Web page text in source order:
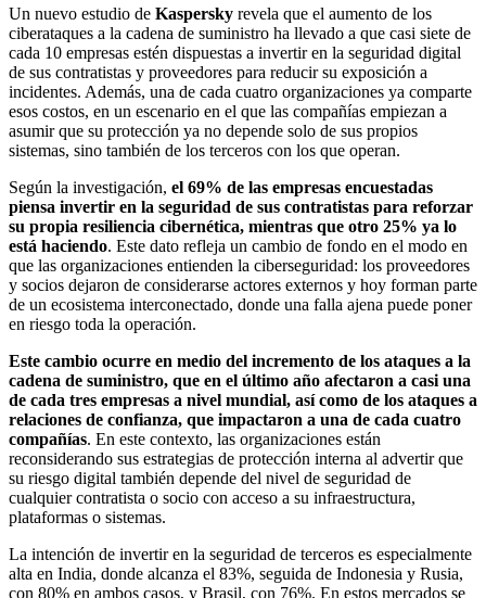
Un nuevo estudio de Kaspersky revela que el aumento de los
ciberataques a la cadena de suministro ha llevado a que casi siete de
cada 10 empresas estén dispuestas a invertir en la seguridad digital
de sus contratistas y proveedores para reducir su exposición a
incidentes. Además, una de cada cuatro organizaciones ya comparte
esos costos, en un escenario en el que las compañías empiezan a
asumir que su protección ya no depende solo de sus propios
sistemas, sino también de los terceros con los que operan.
Según la investigación, el 69% de las empresas encuestadas
piensa invertir en la seguridad de sus contratistas para reforzar
su propia resiliencia cibernética, mientras que otro 25% ya lo
está haciendo. Este dato refleja un cambio de fondo en el modo en
que las organizaciones entienden la ciberseguridad: los proveedores
y socios dejaron de considerarse actores externos y hoy forman parte
de un ecosistema interconectado, donde una falla ajena puede poner
en riesgo toda la operación.
Este cambio ocurre en medio del incremento de los ataques a la
cadena de suministro, que en el último año afectaron a casi una
de cada tres empresas a nivel mundial, así como de los ataques a
relaciones de confianza, que impactaron a una de cada cuatro
compañías. En este contexto, las organizaciones están
reconsiderando sus estrategias de protección interna al advertir que
su riesgo digital también depende del nivel de seguridad de
cualquier contratista o socio con acceso a su infraestructura,
plataformas o sistemas.
La intención de invertir en la seguridad de terceros es especialmente
alta en India, donde alcanza el 83%, seguida de Indonesia y Rusia,
con 80% en ambos casos, y Brasil, con 76%. En estos mercados se